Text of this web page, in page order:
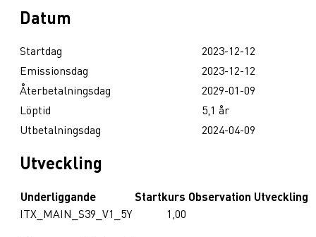
Datum
Startdag
2023-12-12
Emissionsdag
2023-12-12
Återbetalningsdag
2029-01-09
Löptid
5,1 år
Utbetalningsdag
2024-04-09
Utveckling
Underliggande Startkurs Observation Utveckling
ITX_MAIN_S39_V1_5Y
1,00